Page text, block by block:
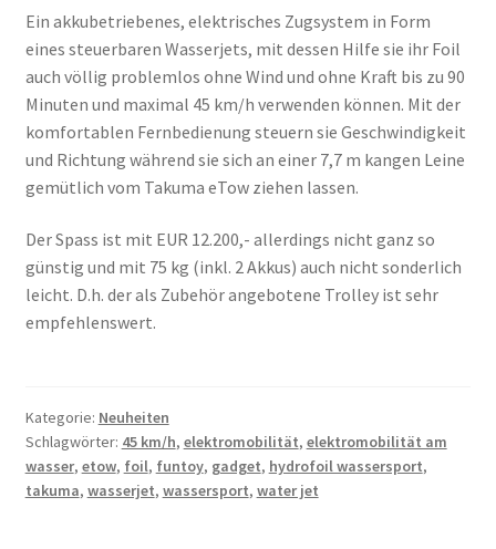
Ein akkubetriebenes, elektrisches Zugsystem in Form
eines steuerbaren Wasserjets, mit dessen Hilfe sie ihr Foil
auch völlig problemlos ohne Wind und ohne Kraft bis zu 90
Minuten und maximal 45 km/h verwenden können. Mit der
komfortablen Fernbedienung steuern sie Geschwindigkeit
und Richtung während sie sich an einer 7,7 m kangen Leine
gemütlich vom Takuma eTow ziehen lassen.
Der Spass ist mit EUR 12.200,- allerdings nicht ganz so
günstig und mit 75 kg (inkl. 2 Akkus) auch nicht sonderlich
leicht. D.h. der als Zubehör angebotene Trolley ist sehr
empfehlenswert.
Kategorie: Neuheiten
Schlagwörter: 45 km/h, elektromobilität, elektromobilität am
wasser, etow, foil, funtoy, gadget, hydrofoil wassersport,
takuma, wasserjet, wassersport, water jet